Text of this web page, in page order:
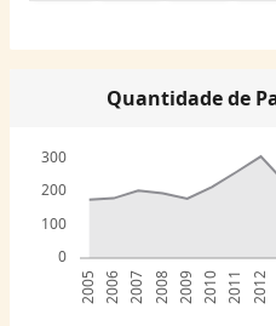
Quantidade de
0
100
200
300
2005 2006 2007 2008 2009 2010 2011 2012